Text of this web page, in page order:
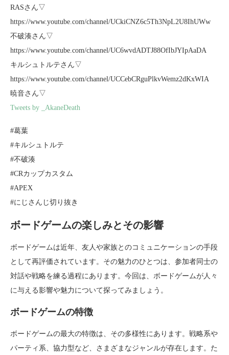
RASさん▽
https://www.youtube.com/channel/UCkiCNZ6c5Th3NpL2U8IhUWw
不破湊さん▽
https://www.youtube.com/channel/UC6wvdADTJ88OfIbJYIpAaDA
キルシュトルテさん▽
https://www.youtube.com/channel/UCCebCRguPlkvWemz2dKxWIA
暁音さん▽
Tweets by _AkaneDeath
#葛葉
#キルシュトルテ
#不破湊
#CRカップカスタム
#APEX
#にじさんじ切り抜き
ボードゲームの楽しみとその影響
ボードゲームは近年、友人や家族とのコミュニケーションの手段
として再評価されています。その魅力のひとつは、参加者同士の
対話や戦略を練る過程にあります。今回は、ボードゲームが人々
に与える影響や魅力について探ってみましょう。
ボードゲームの特徴
ボードゲームの最大の特徴は、その多様性にあります。戦略系や
パーティ系、協力型など、さまざまなジャンルが存在します。た